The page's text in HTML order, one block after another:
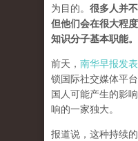
为目的。 很多人并
但他们会在很大程
知识分子基本职能。
前天， 南华早报发
锁国际社交媒体平
国人可能产生的影
响的一家独大。
报道说，这种持续